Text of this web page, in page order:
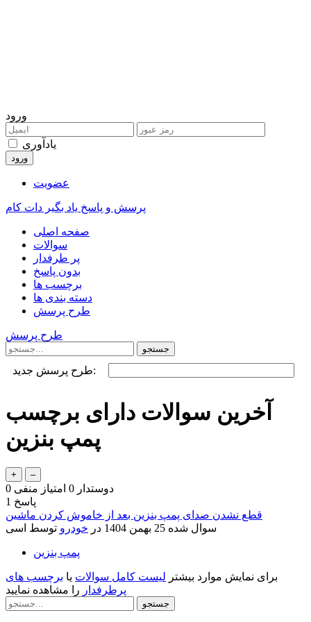
ورود
یادآوری
عضویت
پرسش و پاسخ یاد بگیر دات کام
صفحه اصلی
سوالات
پر طرفدار
بدون پاسخ
برچسب ها
دسته بندی ها
طرح پرسش
طرح پرسش
طرح پرسش جدید:
آخرین سوالات دارای برچسب
پمپ بنزین
0 دوستدار 0 امتیاز منفی
1 پاسخ
قطع نشدن صدای پمپ بنزین بعد از خاموش کردن ماشین
سوال شده 25 بهمن 1404 در خودرو توسط اسی
پمپ بنزین
برای نمایش موارد بیشتر لیست کامل سوالات یا برچسب های
پرطرفدار را مشاهده نمایید